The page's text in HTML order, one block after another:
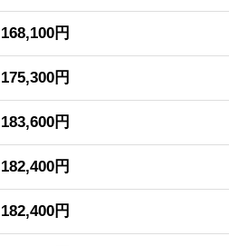
168,100円
175,300円
183,600円
182,400円
182,400円